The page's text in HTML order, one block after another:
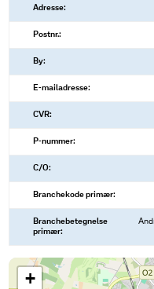
Adresse:
Postnr.:
By:
E-mailadresse:
CVR:
P-nummer:
C/O:
Branchekode primær:
Branchebetegnelse
primær:
+